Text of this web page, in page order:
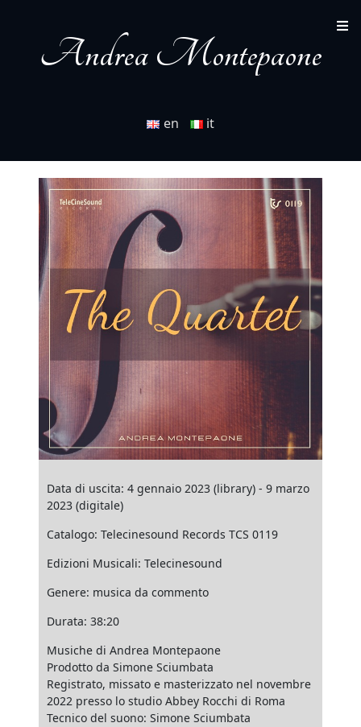
Andrea Montepaone
en it
Data di uscita: 4 gennaio 2023 (library) - 9 marzo
2023 (digitale)
Catalogo: Telecinesound Records TCS 0119
Edizioni Musicali: Telecinesound
Genere: musica da commento
Durata: 38:20
Musiche di Andrea Montepaone
Prodotto da Simone Sciumbata
Registrato, missato e masterizzato nel novembre
2022 presso lo studio Abbey Rocchi di Roma
Tecnico del suono: Simone Sciumbata